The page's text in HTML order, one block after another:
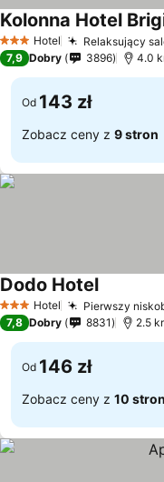
3 Kategoria
Hotel Relaksujący
Kolonna Hotel
7,9 Dobry 3896 4.0
Od 143 zł
Zobacz ceny z 9 stron
3 Kategoria
Hotel Pierwszy
Dodo Hotel
7,8 Dobry 8831 2.5
Od 146 zł
Zobacz ceny z 10 stron